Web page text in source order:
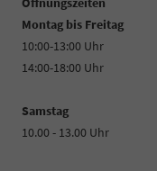
Montag bis Freitag
10:00-13:00 Uhr
14:00-18:00 Uhr
Samstag
10.00 - 13.00 Uhr